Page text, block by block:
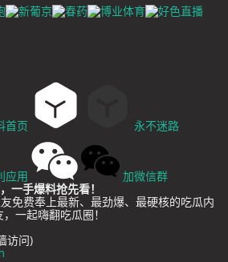
首页 永不迷路
应用
加微信群
一手爆料抢先看！
免费奉上最新、最劲爆、最硬核的吃瓜内
一起嗨翻吃瓜圈！
访问)